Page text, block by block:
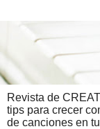
Revista de
tips para crecer
de canciones en